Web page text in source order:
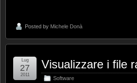
Posted by Michele Donà
Visualizzare i file
Software
Lug
27
2011